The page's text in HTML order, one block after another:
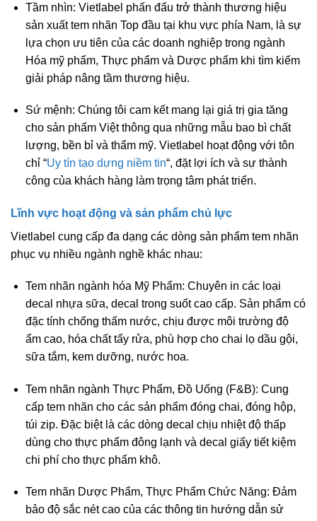
Tầm nhìn: Vietlabel phấn đấu trở thành thương hiệu
sản xuất tem nhãn Top đầu tại khu vực phía Nam, là sự
lựa chọn ưu tiên của các doanh nghiệp trong ngành
Hóa mỹ phẩm, Thực phẩm và Dược phẩm khi tìm kiếm
giải pháp nâng tầm thương hiệu.
Sứ mệnh: Chúng tôi cam kết mang lại giá trị gia tăng
cho sản phẩm Việt thông qua những mẫu bao bì chất
lượng, bền bỉ và thẩm mỹ. Vietlabel hoạt động với tôn
chỉ “Uy tín tạo dựng niềm tin“, đặt lợi ích và sự thành
công của khách hàng làm trọng tâm phát triển.
Lĩnh vực hoạt động và sản phẩm chủ lực
Vietlabel cung cấp đa dạng các dòng sản phẩm tem nhãn
phục vụ nhiều ngành nghề khác nhau:
Tem nhãn ngành hóa Mỹ Phẩm: Chuyên in các loại
decal nhựa sữa, decal trong suốt cao cấp. Sản phẩm có
đặc tính chống thấm nước, chịu được môi trường độ
ẩm cao, hóa chất tẩy rửa, phù hợp cho chai lọ dầu gội,
sữa tắm, kem dưỡng, nước hoa.
Tem nhãn ngành Thực Phẩm, Đồ Uống (F&B): Cung
cấp tem nhãn cho các sản phẩm đóng chai, đóng hộp,
túi zip. Đặc biệt là các dòng decal chịu nhiệt độ thấp
dùng cho thực phẩm đông lạnh và decal giấy tiết kiệm
chi phí cho thực phẩm khô.
Tem nhãn Dược Phẩm, Thực Phẩm Chức Năng: Đảm
bảo độ sắc nét cao của các thông tin hướng dẫn sử